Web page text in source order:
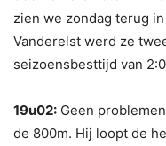
zien we zondag terug
Vanderelst werd ze
seizoensbesttijd van
19u02: Geen
de 800m. Hij loopt de